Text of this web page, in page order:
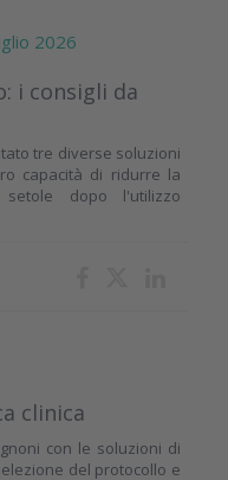
2026
i consigli da
tre diverse soluzioni
capacità di ridurre la
setole dopo l'utilizzo
clinica
con le soluzioni di
del protocollo e